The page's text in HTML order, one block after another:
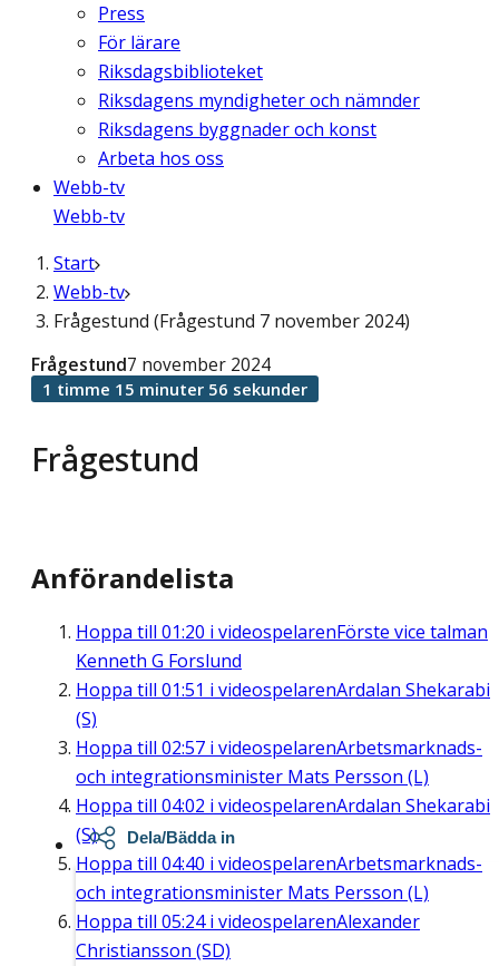
Press
För lärare
Riksdagsbiblioteket
Riksdagens myndigheter och nämnder
Riksdagens byggnader och konst
Arbeta hos oss
Webb-tv
Webb-tv
Start
Webb-tv
Frågestund (Frågestund 7 november 2024)
Frågestund
Frågestund7 november 2024
1 timme 15 minuter 56 sekunder
Anförandelista
Hoppa till 01:20 i videospelarenFörste vice talman
Kenneth G Forslund
Hoppa till 01:51 i videospelarenArdalan Shekarabi
(S)
Hoppa till 02:57 i videospelarenArbetsmarknads-
och integrationsminister Mats Persson (L)
Hoppa till 04:02 i videospelarenArdalan Shekarabi
(S)
Hoppa till 04:40 i videospelarenArbetsmarknads-
och integrationsminister Mats Persson (L)
Hoppa till 05:24i videospelarenAlexander
Christiansson (SD)
Dela/Bädda in